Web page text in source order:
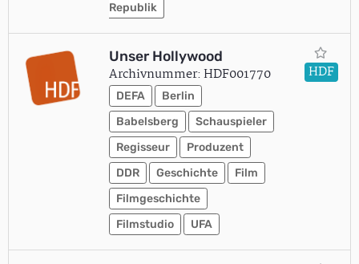
Republik
Unser Hollywood
Archivnummer: HDF001770
DEFA
Berlin
Babelsberg
Schauspieler
Regisseur
Produzent
DDR
Geschichte
Film
Filmgeschichte
Filmstudio
UFA
HDF